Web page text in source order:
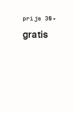
prijs 30+
gratis